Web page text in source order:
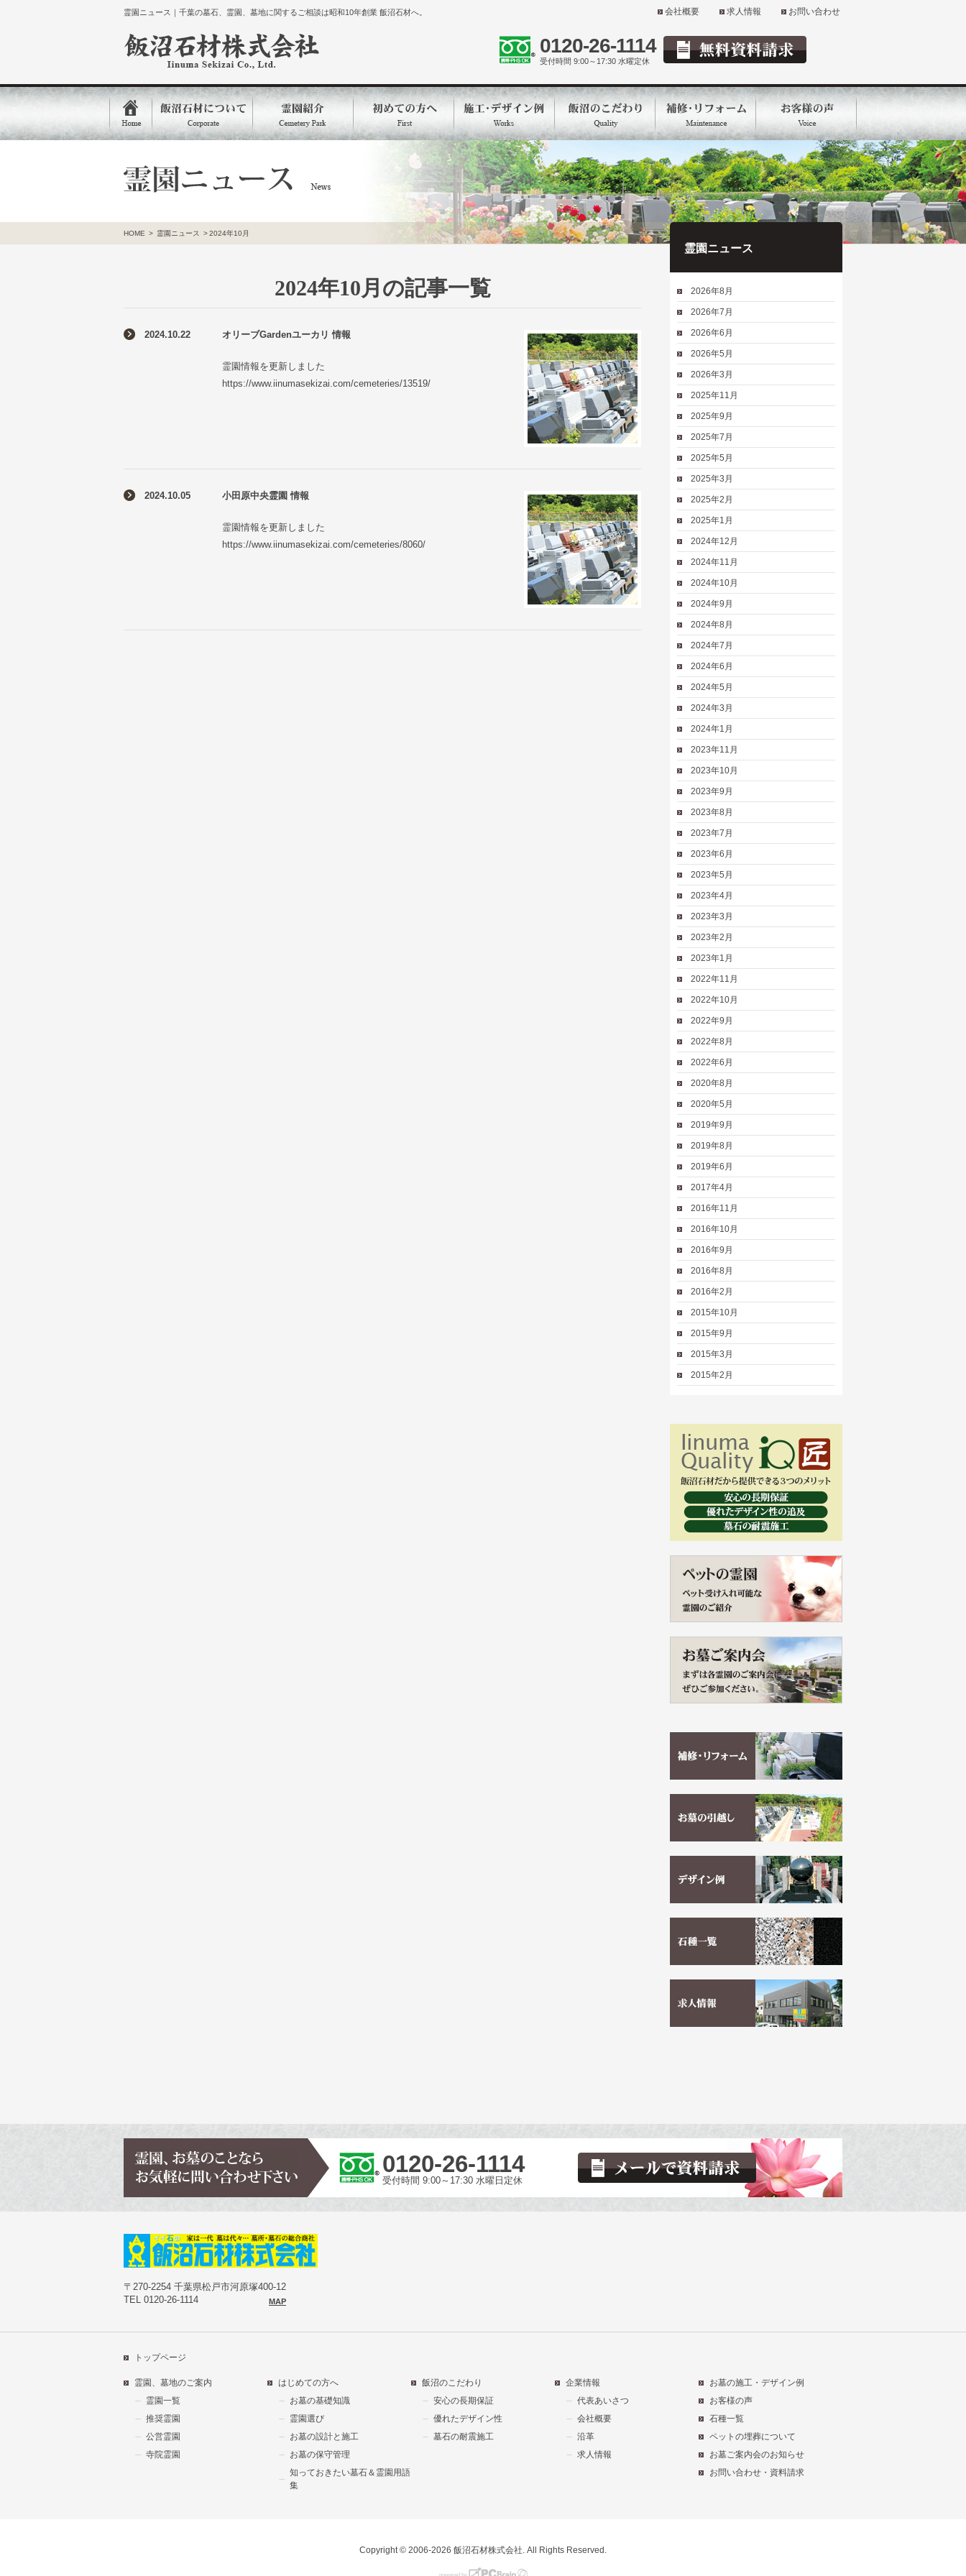
霊園ニュース｜千葉の墓石、霊園、墓地に関するご相談は昭和10年創業 飯沼石材へ。 会社概要 求人情報 お問い合わせ
0120-26-1114
受付時間 9:00～17:30 水曜定休
HOME > 霊園ニュース >2024年10月
2024年10月の記事一覧
2024.10.22 オリーブGardenユーカリ 情報
霊園情報を更新しました
https://www.iinumasekizai.com/cemeteries/13519/
2024.10.05 小田原中央霊園 情報
霊園情報を更新しました
https://www.iinumasekizai.com/cemeteries/8060/
霊園ニュース
2026年8月
2026年7月
2026年6月
2026年5月
2026年3月
2025年11月
2025年9月
2025年7月
2025年5月
2025年3月
2025年2月
2025年1月
2024年12月
2024年11月
2024年10月
2024年9月
2024年8月
2024年7月
2024年6月
2024年5月
2024年3月
2024年1月
2023年11月
2023年10月
2023年9月
2023年8月
2023年7月
2023年6月
2023年5月
2023年4月
2023年3月
2023年2月
2023年1月
2022年11月
2022年10月
2022年9月
2022年8月
2022年6月
2020年8月
2020年5月
2019年9月
2019年8月
2019年6月
2017年4月
2016年11月
2016年10月
2016年9月
2016年8月
2016年2月
2015年10月
2015年9月
2015年3月
2015年2月
0120-26-1114
受付時間 9:00～17:30 水曜日定休
〒270-2254 千葉県松戸市河原塚400-12
TEL 0120-26-1114
MAP
トップページ
霊園、墓地のご案内
霊園一覧
推奨霊園
公営霊園
寺院霊園
はじめての方へ
お墓の基礎知識
霊園選び
お墓の設計と施工
お墓の保守管理
知っておきたい墓石＆霊園用語
集
飯沼のこだわり
安心の長期保証
優れたデザイン性
墓石の耐震施工
企業情報
代表あいさつ
会社概要
沿革
求人情報
お墓の施工・デザイン例
お客様の声
石種一覧
ペットの埋葬について
お墓ご案内会のお知らせ
お問い合わせ・資料請求
Copyright © 2006-2026 飯沼石材株式会社. All Rights Reserved.
powered by